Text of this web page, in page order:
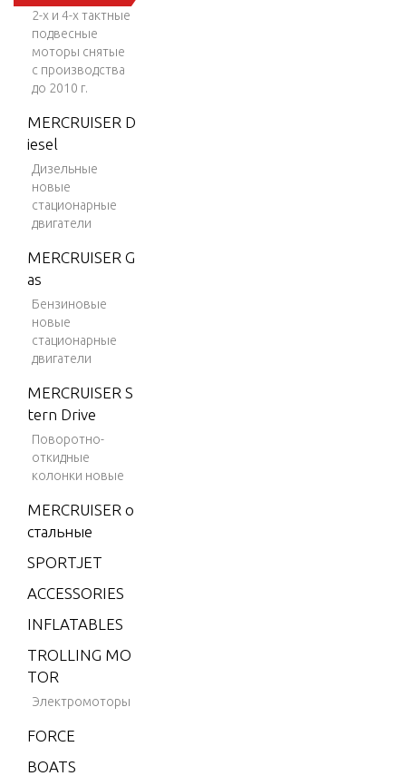
2-х и 4-х тактные
подвесные
моторы снятые
с производства
до 2010 г.
MERCRUISER D
iesel
Дизельные
новые
стационарные
двигатели
MERCRUISER G
as
Бензиновые
новые
стационарные
двигатели
MERCRUISER S
tern Drive
Поворотно-
откидные
колонки новые
MERCRUISER о
стальные
SPORTJET
ACCESSORIES
INFLATABLES
TROLLING MO
TOR
Электромоторы
FORCE
BOATS